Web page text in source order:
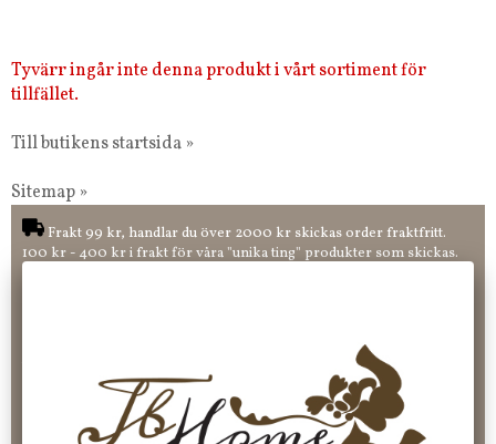
Tyvärr ingår inte denna produkt i vårt sortiment för
tillfället.
Till butikens startsida »
Sitemap »
Frakt 99 kr, handlar du över 2000 kr skickas order fraktfritt.
100 kr - 400 kr i frakt för våra "unika ting" produkter som skickas.
CHECKOUT. Välj själv hur du vill betala mellan alla Klarnas
betalningstjänster. Och du kan även välja PAYSON betalningstjänst.
Nöjda kunder och strävar efter att ha snabba leveranser!
-ligt Tack för att just Du tittar in hos Jb Home!